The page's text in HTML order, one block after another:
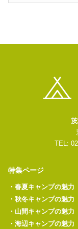
TEL:
特集ページ
・ 春夏キャンプの魅力
・ 秋冬キャンプの魅力
・ 山間キャンプの魅力
・ 海辺キャンプの魅力